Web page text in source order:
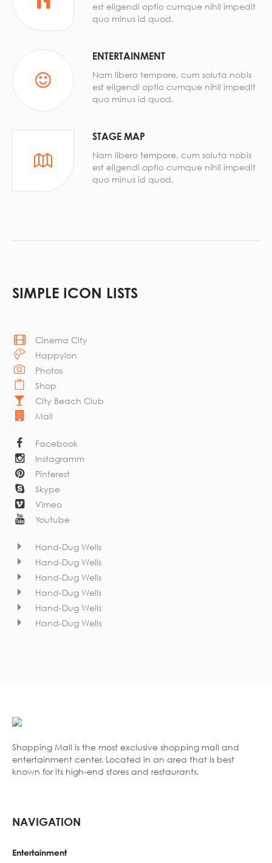
est eligendi optio cumque nihil impedit
quo minus id quod.
ENTERTAINMENT
Nam libero tempore, cum soluta nobis
est eligendi optio cumque nihil impedit
quo minus id quod.
STAGE MAP
Nam libero tempore, cum soluta nobis
est eligendi optio cumque nihil impedit
quo minus id quod.
SIMPLE ICON LISTS
Cinema City
Happylon
Photos
Shop
City Beach Club
Mall
Facebook
Instagramm
Pinterest
Skype
Vimeo
Youtube
Hand-Dug Wells
Hand-Dug Wells
Hand-Dug Wells
Hand-Dug Wells
Hand-Dug Wells
Hand-Dug Wells
Shopping Mall is the most exclusive shopping mall and
entertainment center. Located in an area that is best
known for its high-end stores and restaurants.
NAVIGATION
Entertainment